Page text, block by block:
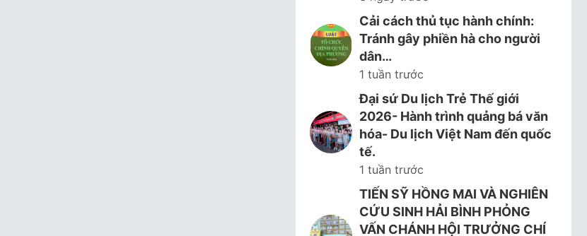
Cải cách thủ tục hành chính:
Tránh gây phiền hà cho người
dân…
1 tuần trước
Đại sứ Du lịch Trẻ Thế giới
2026- Hành trình quảng bá văn
hóa- Du lịch Việt Nam đến quốc
tế.
1 tuần trước
TIẾN SỸ HỒNG MAI VÀ NGHIÊN
CỨU SINH HẢI BÌNH PHỎNG
VẤN CHÁNH HỘI TRƯỞNG CHÍ